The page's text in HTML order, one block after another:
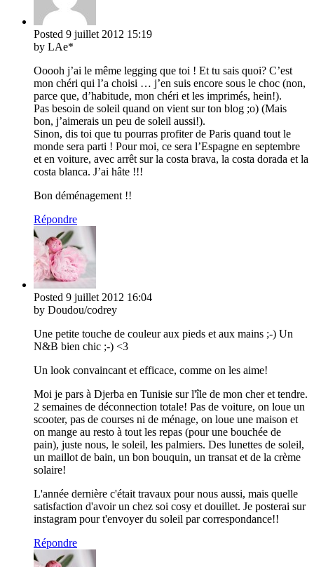
Posted 9 juillet 2012 15:19
by LAe*
Ooooh j’ai le même legging que toi ! Et tu sais quoi? C’est
mon chéri qui l’a choisi … j’en suis encore sous le choc (non,
parce que, d’habitude, mon chéri et les imprimés, hein!).
Pas besoin de soleil quand on vient sur ton blog ;o) (Mais
bon, j’aimerais un peu de soleil aussi!).
Sinon, dis toi que tu pourras profiter de Paris quand tout le
monde sera parti ! Pour moi, ce sera l’Espagne en septembre
et en voiture, avec arrêt sur la costa brava, la costa dorada et la
costa blanca. J’ai hâte !!!
Bon déménagement !!
Répondre
Posted 9 juillet 2012 16:04
by Doudou/codrey
Une petite touche de couleur aux pieds et aux mains ;-) Un
N&B bien chic ;-) <3
Un look convaincant et efficace, comme on les aime!
Moi je pars à Djerba en Tunisie sur l'île de mon cher et tendre.
2 semaines de déconnection totale! Pas de voiture, on loue un
scooter, pas de courses ni de ménage, on loue une maison et
on mange au resto à tout les repas (pour une bouchée de
pain), juste nous, le soleil, les palmiers. Des lunettes de soleil,
un maillot de bain, un bon bouquin, un transat et de la crème
solaire!
L'année dernière c'était travaux pour nous aussi, mais quelle
satisfaction d'avoir un chez soi cosy et douillet. Je posterai sur
instagram pour t'envoyer du soleil par correspondance!!
Répondre